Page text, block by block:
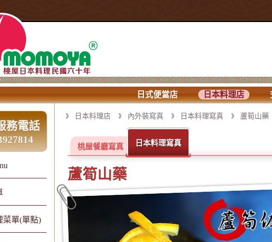
日式便當店 日本料理店
務電話
菜單(單點)
日本料理店 內外裝寫真 日本料理寫真 蘆筍山藥
桃屋餐廳寫真 日本料理寫真
蘆筍山藥